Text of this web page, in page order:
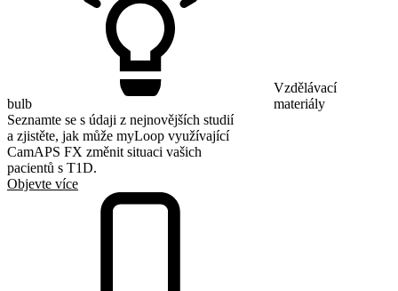
bulb
Vzdělávací
materiály
Seznamte se s údaji z nejnovějších studií
a zjistěte, jak může myLoop využívající
CamAPS FX změnit situaci vašich
pacientů s T1D.
Objevte více